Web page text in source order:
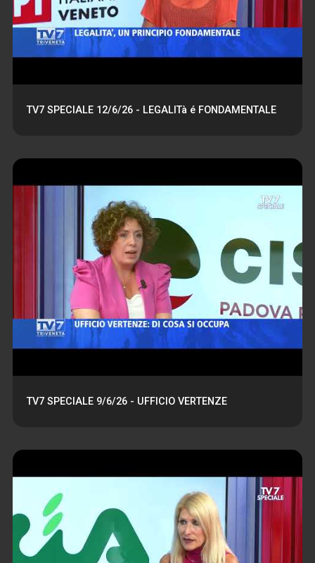
TV7 SPECIALE 12/6/26 - LEGALITà é FONDAMENTALE
TV7 SPECIALE 9/6/26 - UFFICIO VERTENZE